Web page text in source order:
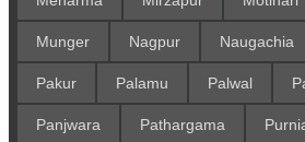
Munger Nagpur Naugachia
Pakur Palamu Palwal
Panjwara Pathargama